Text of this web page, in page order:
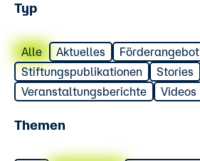
Typ
Alle Aktuelles
Förderangebot
Stiftungspublikationen
Stories
Veranstaltungsberichte
Videos
Themen